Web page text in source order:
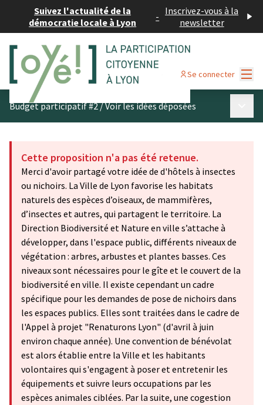
Suivez l'actualité de la
démocratie locale à Lyon
- Inscrivez-vous à la
newsletter
Se connecter
Budget participatif #2/Voir les idées déposées
Cette proposition n'a pas été retenue.
Merci d'avoir partagé votre idée de d'hôtels à insectes
ou nichoirs. La Ville de Lyon favorise les habitats
naturels des espèces d’oiseaux, de mammifères,
d’insectes et autres, qui partagent le territoire. La
Direction Biodiversité et Nature en ville s’attache à
développer, dans l'espace public, différents niveaux de
végétation : arbres, arbustes et plantes basses. Ces
niveaux sont nécessaires pour le gîte et le couvert de la
biodiversité en ville. Il existe cependant un cadre
spécifique pour les demandes de pose de nichoirs dans
les espaces publics. Elles sont traitées dans le cadre de
l'Appel à projet "Renaturons Lyon" (d'avril à juin
environ chaque année). Une convention de bénévolat
est alors établie entre la Ville et les habitants
volontaires qui s'engagent à poser et entretenir les
équipements et suivre leurs occupations par les
espèces animales ciblées. Par la suite, une cogestion